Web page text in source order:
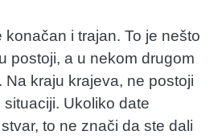
konačan i trajan. To je nešto
postoji, a u nekom drugom
Na kraju krajeva, ne postoji
Ukoliko date
to ne znači da ste dali